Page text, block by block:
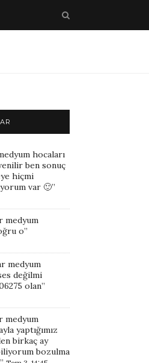
hocaları
ben sonuç
hiçmi
var 🙂”
medyum
o”
medyum
değilmi
olan”
medyum
yaptığımız
birkaç ay
bozulma